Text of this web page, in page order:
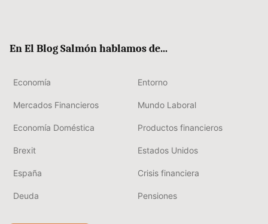
En El Blog Salmón hablamos de...
Economía Entorno
Mercados Financieros Mundo Laboral
Economía Doméstica Productos financieros
Brexit Estados Unidos
España Crisis financiera
Deuda Pensiones